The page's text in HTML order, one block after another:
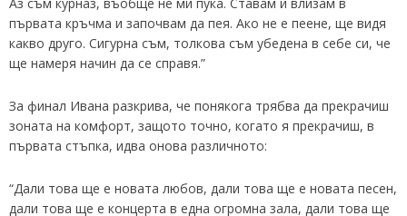
първата кръчма и започвам да пея. Ако не е пеене, ще видя
какво друго. Сигурна съм, толкова съм убедена в себе си, че
ще намеря начин да се справя.”
За финал Ивана разкрива, че понякога трябва да прекрачиш
зоната на комфорт, защото точно, когато я прекрачиш, в
първата стъпка, идва онова различното:
“Дали това ще е новата любов, дали това ще е новата песен,
дали това ще е концерта в една огромна зала, дали това ще